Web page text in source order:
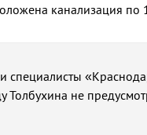
канализация по
специалисты
Толбухина не